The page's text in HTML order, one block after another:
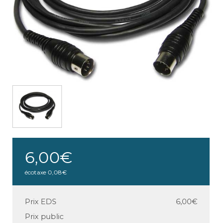
6,00€
écotaxe 0,08€
Prix EDS
6,00€
Prix public